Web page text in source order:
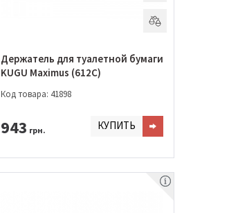
Держатель для туалетной бумаги
KUGU Maximus (612C)
Код товара: 41898
943 грн. КУПИТЬ